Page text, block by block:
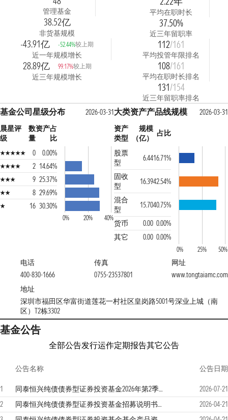
管理基金
38.52亿
非货基规模
-43.91亿 -52.44%较上期
近一年规模增长
28.89亿 99.17%较上期
近三年规模增长
平均在职时长
37.50%
近三年留职率
112/161
平均投管年限排名
108/161
平均在职时长排名
131/154
近三年留职率排名
基金公司星级分布
2026-03-31
晨星评
级
数
量
资产占
比
0
0.00%
2 14.64%
9 25.37%
8 29.69%
16 30.30%
0% 20% 40%
大类资产产品线规模
2026-03-31
资产
类型
规模
（亿）
占比
股票
型
6.4416.71%
固收
型
16.3942.54%
混合
型
15.7040.75%
货币
0.00 0.00%
其它
0.00 0.00%
0% 25% 50%
电话
400-830-1666
传真
0755-23537801
网址
www.tongtaiamc.com
地址
深圳市福田区华富街道莲花一村社区皇岗路5001号深业上城（南
区）T2栋3302
基金公告
全部公告发行运作定期报告其它公告
公告名称 公告日期
1 同泰恒兴纯债债券型证券投资基金2026年第2季度报告
2026-07-21
2
同泰恒兴纯债债券型证券投资基金招募说明书（更新）
2026-04-21